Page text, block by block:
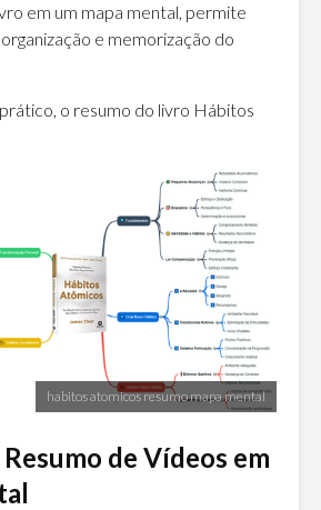
em um mapa mental, permite
e memorização do
o resumo do livro Hábitos
habitos atomicos resumo mapa mental
de Vídeos em